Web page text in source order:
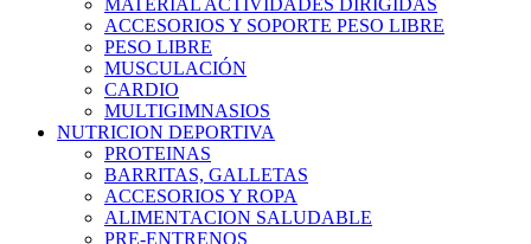
MATERIAL ACTIVIDADES DIRIGIDAS
ACCESORIOS Y SOPORTE PESO LIBRE
PESO LIBRE
MUSCULACIÓN
CARDIO
MULTIGIMNASIOS
NUTRICION DEPORTIVA
PROTEINAS
BARRITAS, GALLETAS
ACCESORIOS Y ROPA
ALIMENTACION SALUDABLE
PRE-ENTRENOS